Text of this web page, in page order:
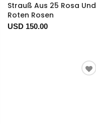
Strauß Aus 25 Rosa Und
Roten Rosen
USD 150.00